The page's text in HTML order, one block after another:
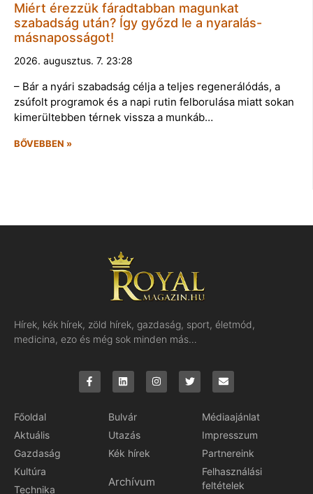
Miért érezzük fáradtabban magunkat
szabadság után? Így győzd le a nyaralás-
másnaposságot!
2026. augusztus. 7. 23:28
– Bár a nyári szabadság célja a teljes regenerálódás, a
zsúfolt programok és a napi rutin felborulása miatt sokan
kimerültebben térnek vissza a munkáb…
BŐVEBBEN »
Hírek, kék hírek, zöld hírek, gazdaság, sport, életmód,
medicina, ezo és még sok minden más…
Főoldal
Aktuális
Gazdaság
Kultúra
Technika
Bulvár
Utazás
Kék hírek
Archívum
Médiaajánlat
Impresszum
Partnereink
Felhasználási
feltételek